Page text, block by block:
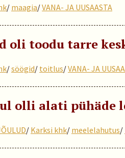
/ maagia/VANA- JA UUSAASTA
oli toodu tarre
/söögid/ toitlus/VANA- JA
olli alati pühäde
/ Karksi khk/ meelelahutus/